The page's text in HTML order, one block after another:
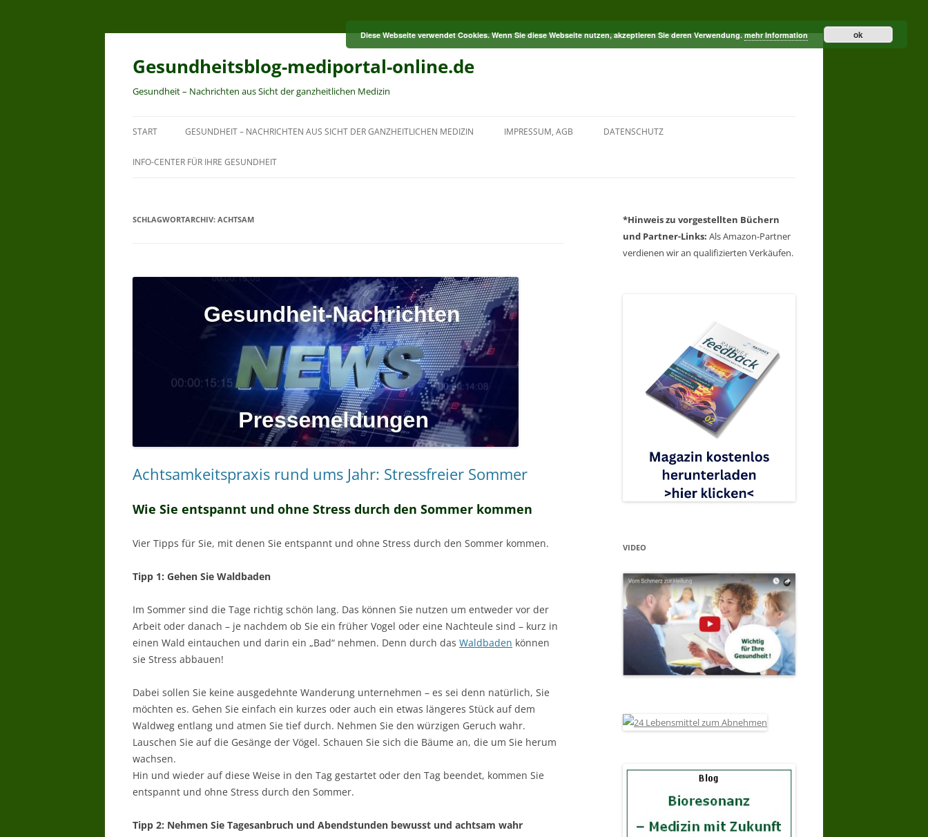
Zum
Gesundheitsblog-mediportal-online.de
Gesundheit – Nachrichten aus Sicht der ganzheitlichen Medizin
START GESUNDHEIT – NACHRICHTEN AUS SICHT DER GANZHEITLICHEN MEDIZIN IMPRESSUM, AGB DATENSCHUTZ
INFO-CENTER FÜR IHRE GESUNDHEIT
SCHLAGWORTARCHIV: ACHTSAM
Achtsamkeitspraxis rund ums Jahr: Stressfreier Sommer
Wie Sie entspannt und ohne Stress durch den Sommer kommen
Vier Tipps für Sie, mit denen Sie entspannt und ohne Stress durch den Sommer kommen.
Tipp 1: Gehen Sie Waldbaden
Im Sommer sind die Tage richtig schön lang. Das können Sie nutzen um entweder vor der
Arbeit oder danach – je nachdem ob Sie ein früher Vogel oder eine Nachteule sind – kurz in
einen Wald eintauchen und darin ein „Bad“ nehmen. Denn durch das Waldbaden können
sie Stress abbauen!
Dabei sollen Sie keine ausgedehnte Wanderung unternehmen – es sei denn natürlich, Sie
möchten es. Gehen Sie einfach ein kurzes oder auch ein etwas längeres Stück auf dem
Waldweg entlang und atmen Sie tief durch. Nehmen Sie den würzigen Geruch wahr.
Lauschen Sie auf die Gesänge der Vögel. Schauen Sie sich die Bäume an, die um Sie herum
wachsen.
Hin und wieder auf diese Weise in den Tag gestartet oder den Tag beendet, kommen Sie
entspannt und ohne Stress durch den Sommer.
Tipp 2: Nehmen Sie Tagesanbruch und Abendstunden bewusst und achtsam wahr
*Hinweis zu vorgestellten Büchern
und Partner-Links: Als Amazon-Partner
verdienen wir an qualifizierten Verkäufen.
VIDEO
Diese Webseite verwendet Cookies. Wenn Sie diese Webseite nutzen, akzeptieren Sie deren Verwendung.mehr Information ok